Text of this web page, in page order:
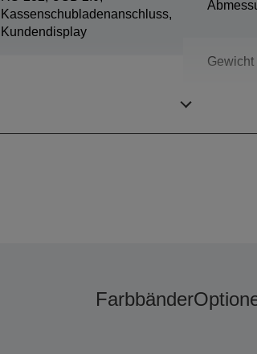
Kassenschubladenanschluss,
Kundendisplay
Gewicht
Farbbänder